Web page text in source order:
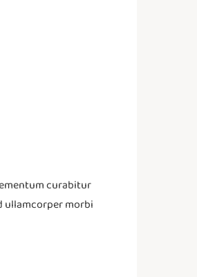
curabitur
ullamcorper morbi